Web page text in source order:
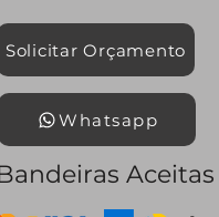
Solicitar Orçamento
Whatsapp
Aceitas